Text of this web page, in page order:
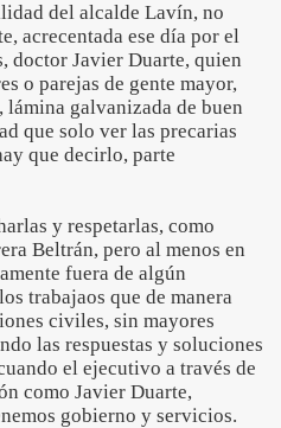
del alcalde Lavín, no
acrecentada ese día por el
doctor Javier Duarte, quien
o parejas de gente mayor,
galvanizada de buen
que solo ver las precarias
que decirlo, parte
y respetarlas, como
Beltrán, pero al menos en
fuera de algún
trabajaos que de manera
civiles, sin mayores
las respuestas y soluciones
el ejecutivo a través de
como Javier Duarte,
gobierno y servicios.